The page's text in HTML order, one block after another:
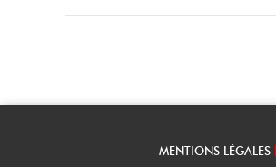
MENTIONS LÉGALES